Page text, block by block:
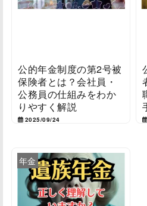
公的年金制度の第2号被
保険者とは？会社員・
公務員の仕組みをわか
りやすく解説
2025/09/24
年金